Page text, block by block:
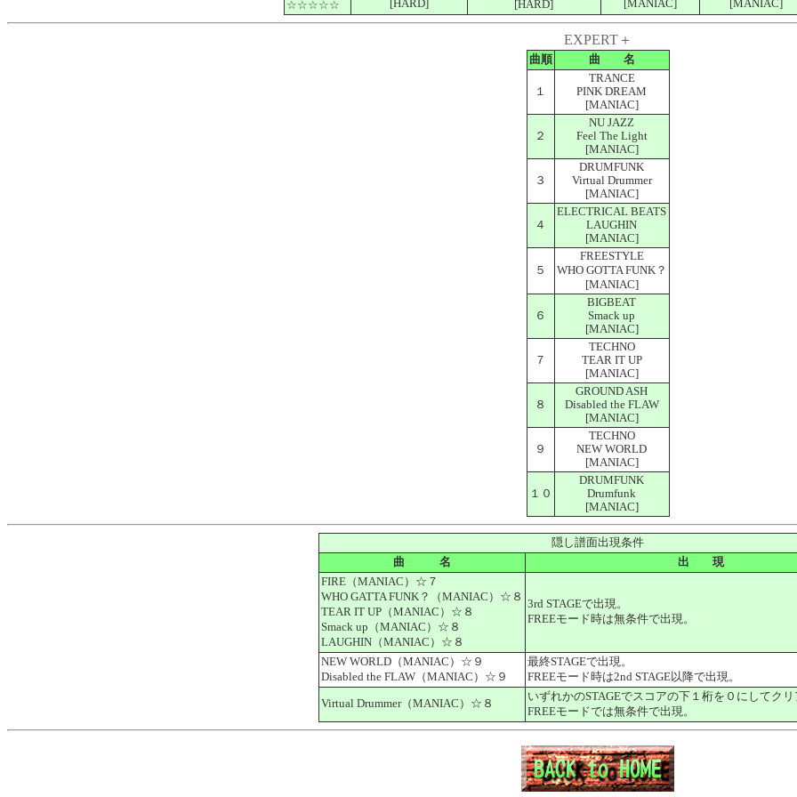
☆☆☆☆☆
[HARD]
[HARD]
[MANIAC]
[MANIAC]
EXPERT＋
曲順 曲 名
１
TRANCE
PINK DREAM
[MANIAC]
２
NU JAZZ
Feel The Light
[MANIAC]
３
DRUMFUNK
Virtual Drummer
[MANIAC]
４
ELECTRICAL BEATS
LAUGHIN
[MANIAC]
５
FREESTYLE
WHO GOTTA FUNK？
[MANIAC]
６
BIGBEAT
Smack up
[MANIAC]
７
TECHNO
TEAR IT UP
[MANIAC]
８
GROUND ASH
Disabled the FLAW
[MANIAC]
９
TECHNO
NEW WORLD
[MANIAC]
１０
DRUMFUNK
Drumfunk
[MANIAC]
隠し譜面出現条件
曲 名
出 現
FIRE（MANIAC）☆７
WHO GATTA FUNK？（MANIAC）☆８
TEAR IT UP（MANIAC）☆８
Smack up（MANIAC）☆８
LAUGHIN（MANIAC）☆８
3rd STAGEで出現。
FREEモード時は無条件で出現。
NEW WORLD（MANIAC）☆９
Disabled the FLAW（MANIAC）☆９
最終STAGEで出現。
FREEモード時は2nd STAGE以降で出現。
Virtual Drummer（MANIAC）☆８
いずれかのSTAGEでスコアの下１桁を０にしてクリ
FREEモードでは無条件で出現。